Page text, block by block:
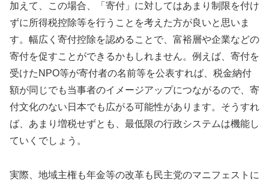
加えて、この場合、「寄付」に対してはあまり制限を付け
ずに所得税控除等を行うことを考えた方が良いと思いま
す。幅広く寄付控除を認めることで、富裕層や企業などの
寄付を促すことができるかもしれません。例えば、寄付を
受けたNPO等が寄付者の名前等を公表すれば、税金納付
額が同じでも当事者のイメージアップにつながるので、寄
付文化のない日本でも広がる可能性があります。そうすれ
ば、あまり増税せずとも、最低限の行政システムは機能し
ていくでしょう。
実際、地域主権も年金等の改革も民主党のマニフェストに